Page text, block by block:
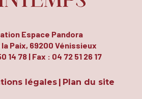
Espace Pandora
la Paix, 69200 Vénissieux
14 78 | Fax : 04 72 51 26 17
légales | Plan du site